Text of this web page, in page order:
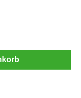
Wert ein